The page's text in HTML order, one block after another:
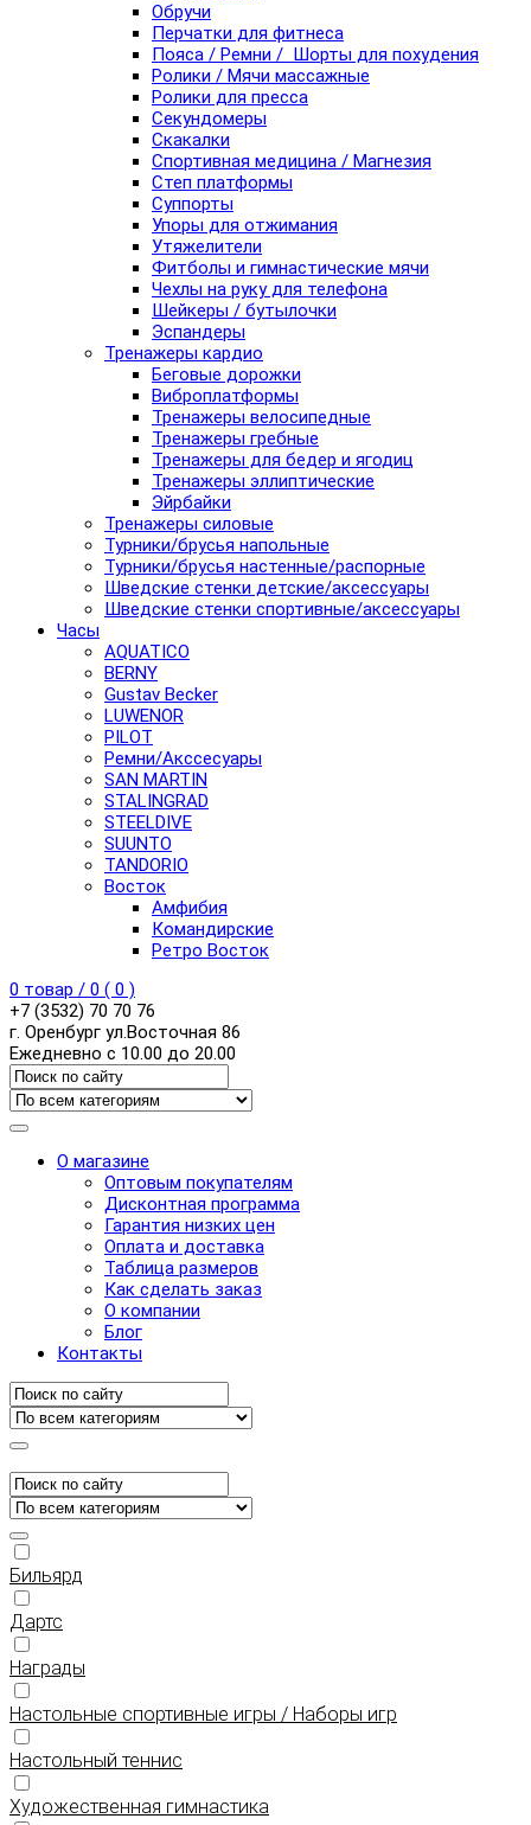
Обручи
Перчатки для фитнеса
Пояса / Ремни / Шорты для похудения
Ролики / Мячи массажные
Ролики для пресса
Секундомеры
Скакалки
Спортивная медицина / Магнезия
Степ платформы
Суппорты
Упоры для отжимания
Утяжелители
Фитболы и гимнастические мячи
Чехлы на руку для телефона
Шейкеры / бутылочки
Эспандеры
Тренажеры кардио
Беговые дорожки
Виброплатформы
Тренажеры велосипедные
Тренажеры гребные
Тренажеры для бедер и ягодиц
Тренажеры эллиптические
Эйрбайки
Тренажеры силовые
Турники/брусья напольные
Турники/брусья настенные/распорные
Шведские стенки детские/аксессуары
Шведские стенки спортивные/аксессуары
Часы
AQUATICO
BERNY
Gustav Becker
LUWENOR
PILOT
Pемни/Акссесуары
SAN MARTIN
STALINGRAD
STEELDIVE
SUUNTO
TANDORIO
Восток
Амфибия
Командирские
Ретро Восток
0 товар / 0 ( 0 )
+7 (3532) 70 70 76
г. Оренбург ул.Восточная 86
Ежедневно с 10.00 до 20.00
О магазине
Оптовым покупателям
Дисконтная программа
Гарантия низких цен
Оплата и доставка
Таблица размеров
Как сделать заказ
О компании
Блог
Контакты
Бильярд
Дартс
Награды
Настольные спортивные игры / Наборы игр
Настольный теннис
Художественная гимнастика